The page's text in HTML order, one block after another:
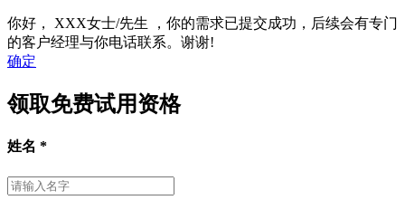
你好， XXX女士/先生
，你的需求已提交成功，后续会有专门
的客户经理与你电话联系。谢谢!
确定
领取免费试用资格
姓名 *